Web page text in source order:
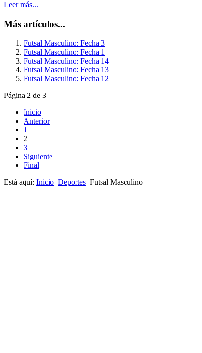
Leer más...
Más artículos...
Futsal Masculino: Fecha 3
Futsal Masculino: Fecha 1
Futsal Masculino: Fecha 14
Futsal Masculino: Fecha 13
Futsal Masculino: Fecha 12
Página 2 de 3
Inicio
Anterior
1
2
3
Siguiente
Final
Está aquí: Inicio Deportes Futsal Masculino